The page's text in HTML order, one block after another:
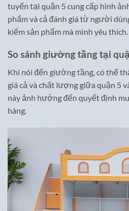
tuyến tại quận 5 cung cấp hình
phẩm và cả đánh giá từ người
kiếm sản phẩm mà mình yêu thích.
So sánh giường tầng tại
Khi nói đến giường tầng, có thể
giá cả và chất lượng giữa quận 5
này ảnh hưởng đến quyết định
hàng.